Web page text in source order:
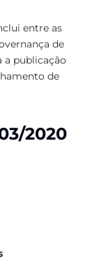
entre as
de
a publicação
de
2020